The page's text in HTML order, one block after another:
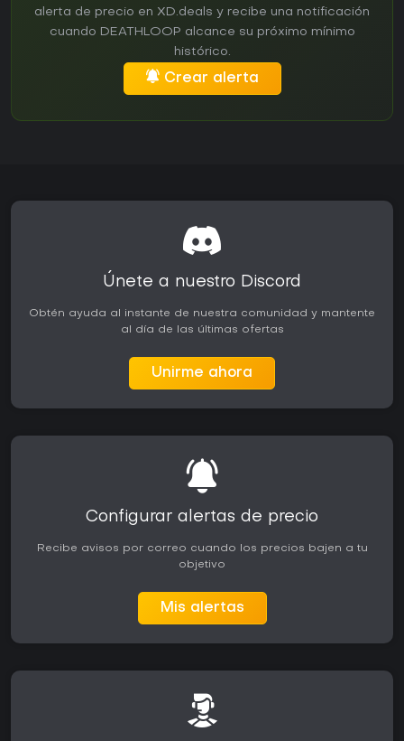
alerta de precio en XD.deals y recibe una notificación
cuando DEATHLOOP alcance su próximo mínimo
histórico.
Crear alerta
Únete a nuestro Discord
Obtén ayuda al instante de nuestra comunidad y mantente
al día de las últimas ofertas
Unirme ahora
Configurar alertas de precio
Recibe avisos por correo cuando los precios bajen a tu
objetivo
Mis alertas